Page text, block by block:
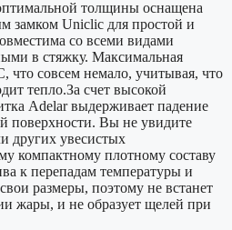
толщины оснащена
замком Uniclic для простой и
со всеми видами
в стяжку. Максимальная
что совсем немало, учитывая, что
тепло.За счет высокой
Adelar выдерживает падение
поверхности. Вы не увидите
других увесистых
компактному плотному составу
к перепадам температуры и
размеры, поэтому не встанет
жары, и не образует щелей при